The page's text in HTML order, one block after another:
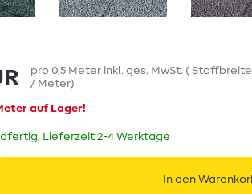
pro 0,5 Meter inkl. ges. MwSt. ( Stoffbreite
/ Meter)
auf Lager!
Lieferzeit 2-4 Werktage
In den